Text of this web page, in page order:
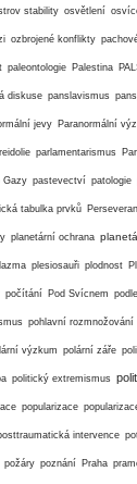
stability osvětlení
ozbrojené konflikty
paleontologie Palestina
diskuse panslavismus
jevy Paranormální
parlamentarismus
Gazy pastevectví patologie
tabulka prvků
planetární ochrana
plesiosauři plodnost
počítání Pod Svícnem
pohlavní rozmnožování
výzkum polární záře
politický extremismus
popularizace
intervence
požáry poznání Praha